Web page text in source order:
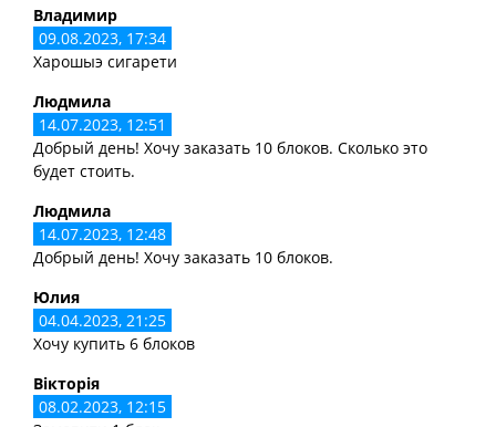
Владимир
09.08.2023, 17:34
Харошыэ сигарети
Людмила
14.07.2023, 12:51
Добрый день! Хочу заказать 10 блоков. Сколько это
будет стоить.
Людмила
14.07.2023, 12:48
Добрый день! Хочу заказать 10 блоков.
Юлия
04.04.2023, 21:25
Хочу купить 6 блоков
Вікторія
08.02.2023, 12:15